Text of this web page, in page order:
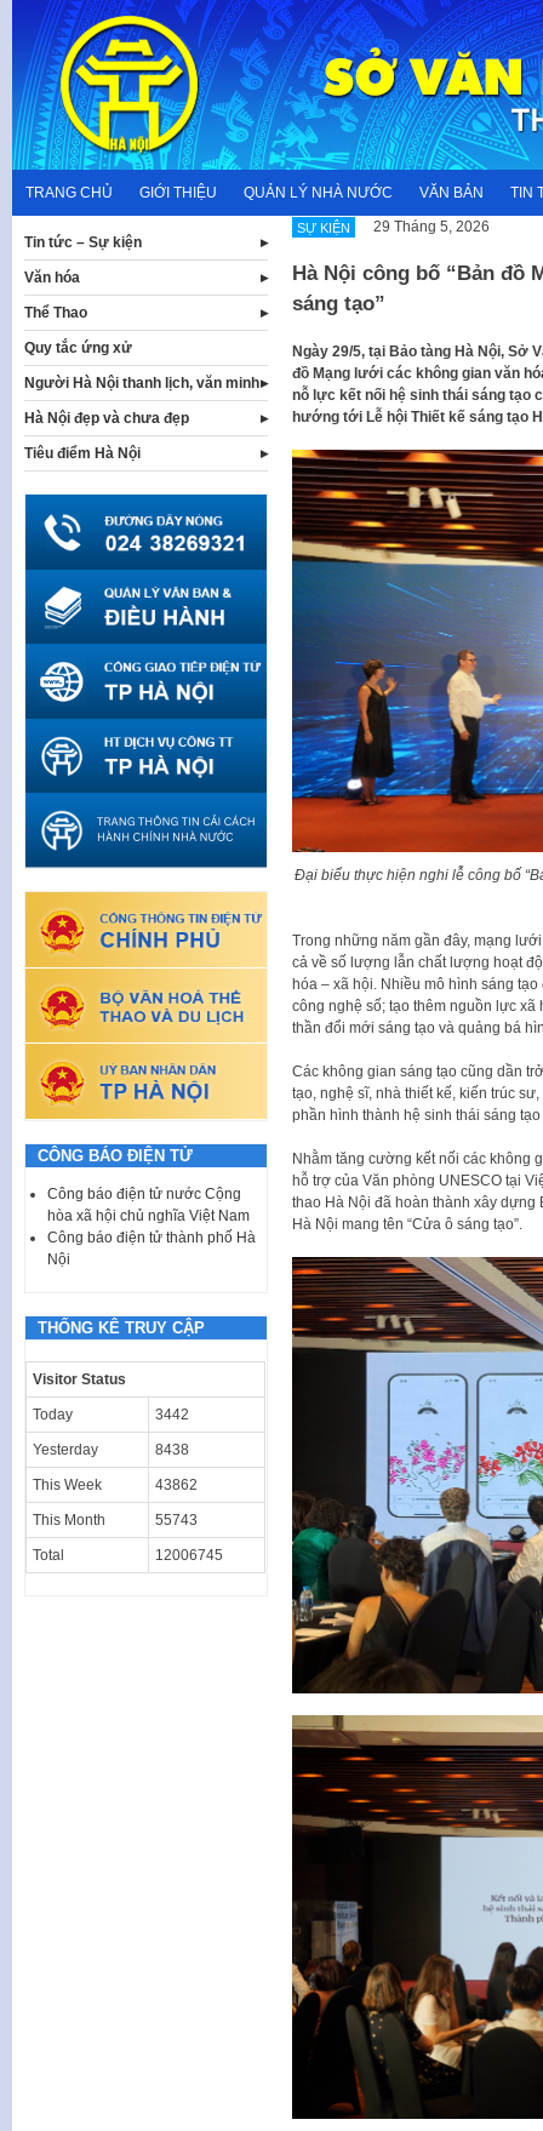
content
TRANG CHỦ GIỚI THIỆU QUẢN LÝ NHÀ NƯỚC VĂN BẢN TIN
SỰ KIỆN 29 Tháng 5, 2026
Hà Nội công bố “Bản đồ
sáng tạo”
Ngày 29/5, tại Bảo tàng Hà Nội, Sở
đồ Mạng lưới các không gian văn
nỗ lực kết nối hệ sinh thái sáng tạo
hướng tới Lễ hội Thiết kế sáng tạo
Đại biểu thực hiện nghi lễ công bố
Trong những năm gần đây, mạng
cả về số lượng lẫn chất lượng hoạt
hóa – xã hội. Nhiều mô hình sáng
công nghệ số; tạo thêm nguồn lực
thần đổi mới sáng tạo và quảng bá
Các không gian sáng tạo cũng dần
tạo, nghệ sĩ, nhà thiết kế, kiến trúc
phần hình thành hệ sinh thái sáng
Nhằm tăng cường kết nối các không
hỗ trợ của Văn phòng UNESCO tại
thao Hà Nội đã hoàn thành xây
Hà Nội mang tên “Cửa ô sáng tạo”.
Tin tức – Sự kiện
Văn hóa
Thể Thao
Quy tắc ứng xử
Người Hà Nội thanh lịch, văn minh
Hà Nội đẹp và chưa đẹp
Tiêu điểm Hà Nội
CÔNG BÁO ĐIỆN TỬ
Công báo điện tử nước Cộng
hòa xã hội chủ nghĩa Việt Nam
Công báo điện tử thành phố Hà
Nội
THỐNG KÊ TRUY CẬP
Visitor Status
Today 3442
Yesterday 8438
This Week 43862
This Month 55743
Total 12006745